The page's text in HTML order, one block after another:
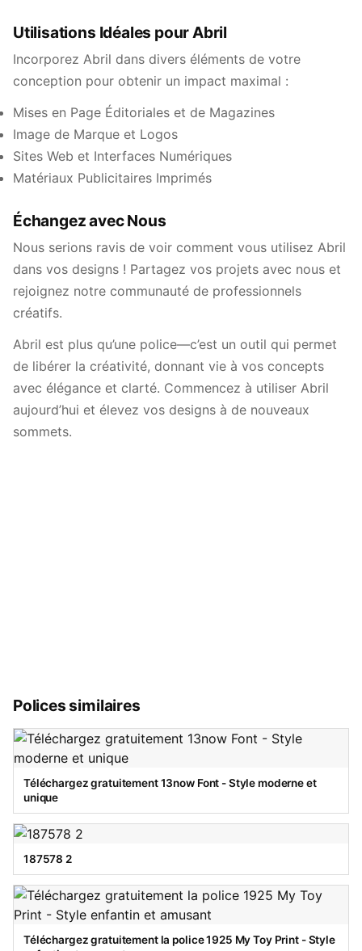
Utilisations Idéales pour Abril
Incorporez Abril dans divers éléments de votre
conception pour obtenir un impact maximal :
Mises en Page Éditoriales et de Magazines
Image de Marque et Logos
Sites Web et Interfaces Numériques
Matériaux Publicitaires Imprimés
Échangez avec Nous
Nous serions ravis de voir comment vous utilisez Abril
dans vos designs ! Partagez vos projets avec nous et
rejoignez notre communauté de professionnels
créatifs.
Abril est plus qu’une police—c’est un outil qui permet
de libérer la créativité, donnant vie à vos concepts
avec élégance et clarté. Commencez à utiliser Abril
aujourd’hui et élevez vos designs à de nouveaux
sommets.
Polices similaires
Téléchargez gratuitement 13now Font - Style moderne et
unique
187578 2
Téléchargez gratuitement la police 1925 My Toy Print - Style